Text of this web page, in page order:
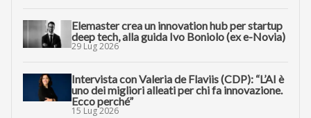
Elemaster crea un innovation hub per startup
deep tech, alla guida Ivo Boniolo (ex e-Novia)
29 Lug 2026
Intervista con Valeria de Flaviis (CDP): “L’AI è
uno dei migliori alleati per chi fa innovazione.
Ecco perché”
15 Lug 2026